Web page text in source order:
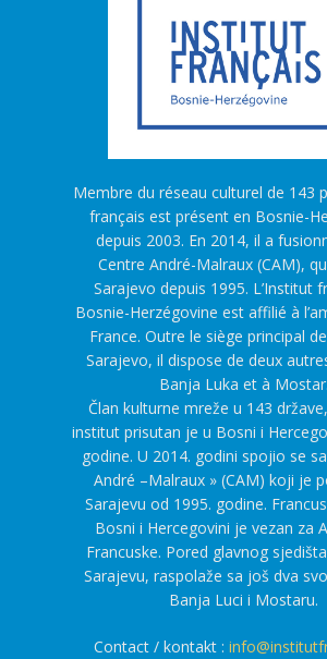
Membre du réseau culturel de 143
français est présent en Bosnie-
depuis 2003. En 2014, il a
Centre André-Malraux (CAM),
Sarajevo depuis 1995. L’Institut
Bosnie-Herzégovine est affilié à
France. Outre le siège principal
Sarajevo, il dispose de deux
Banja Luka et à Mostar.
Član kulturne mreže u 143
institut prisutan je u Bosni i
godine. U 2014. godini spojio se
André –Malraux » (CAM) koji je
Sarajevu od 1995. godine.
Bosni i Hercegovini je vezan za
Francuske. Pored glavnog
Sarajevu, raspolaže sa još dva
Banja Luci i Mostaru.
Contact / kontakt :